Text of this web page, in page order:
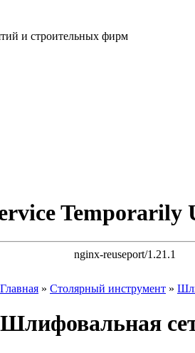
и строительных фирм
Главная » Столярный инструмент »
Шлифовальная